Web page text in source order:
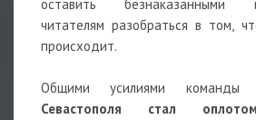
оставить
читателям разобраться в том,
происходит.
Общими усилиями команды
Севастополя стал